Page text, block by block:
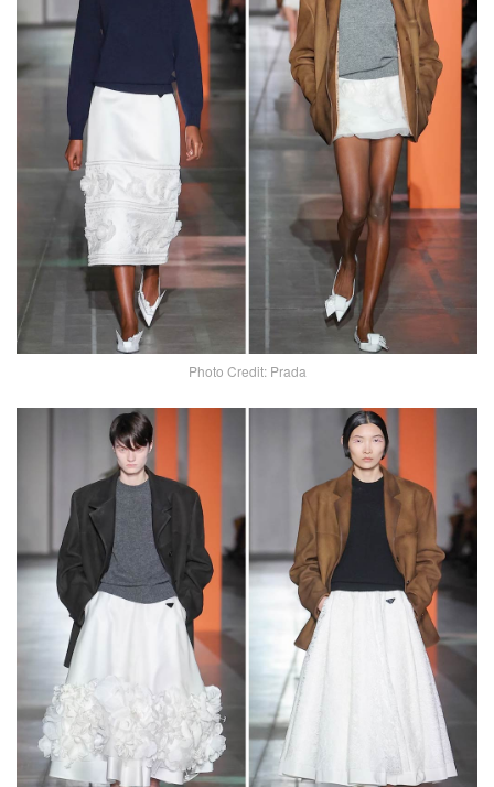
Photo Credit: Prada